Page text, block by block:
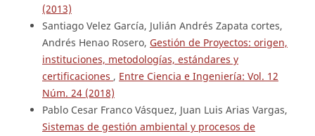
(2013)
Santiago Velez García, Julián Andrés Zapata cortes,
Andrés Henao Rosero, Gestión de Proyectos: origen,
instituciones, metodologías, estándares y
certificaciones , Entre Ciencia e Ingeniería: Vol. 12
Núm. 24 (2018)
Pablo Cesar Franco Vásquez, Juan Luis Arias Vargas,
Sistemas de gestión ambiental y procesos de